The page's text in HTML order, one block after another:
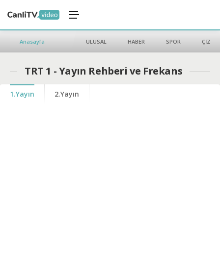
Anasayfa ULUSAL HABER SPOR ÇİZGİ
TRT 1 - Yayın Rehberi ve Frekans
1.Yayın 2.Yayın